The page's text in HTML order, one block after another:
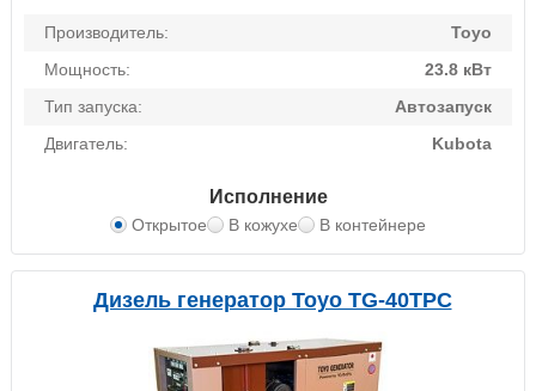
Производитель:
Toyo
Мощность:
23.8 кВт
Тип запуска:
Автозапуск
Двигатель:
Kubota
Исполнение
Открытое В кожухе В контейнере
Дизель генератор Toyo TG-40TPC